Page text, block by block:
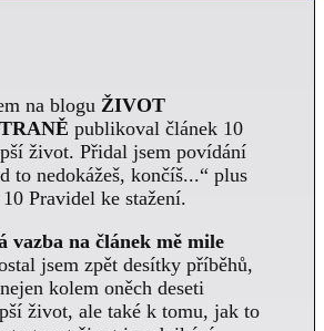
na blogu ŽIVOT
publikoval článek 10
život. Přidal jsem povídání
to nedokážeš, končíš...“ plus
Pravidel ke stažení.
vazba na článek mě mile
jsem zpět desítky příběhů,
kolem oněch deseti
život, ale také k tomu, jak to